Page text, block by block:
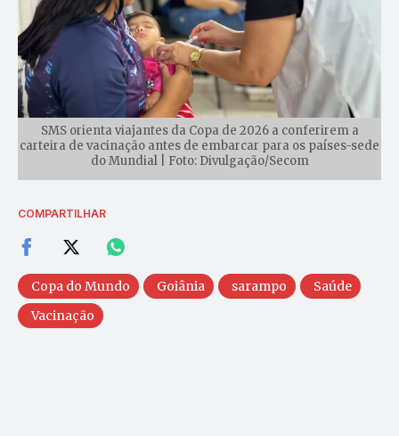
SMS orienta viajantes da Copa de 2026 a conferirem a
carteira de vacinação antes de embarcar para os países-sede
do Mundial | Foto: Divulgação/Secom
COMPARTILHAR
Copa do Mundo Goiânia sarampo
Saúde
Vacinação